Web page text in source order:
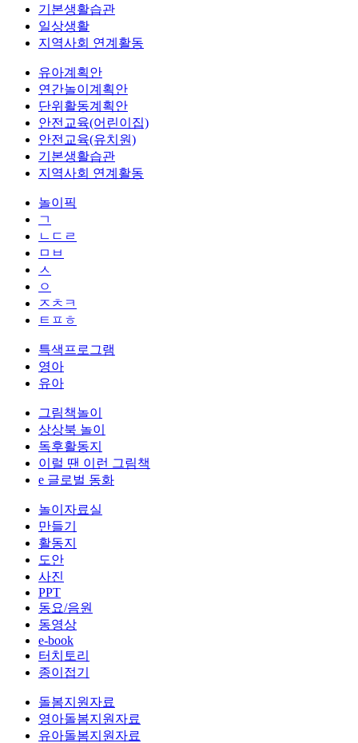
기본생활습관
일상생활
지역사회 연계활동
유아계획안
연간놀이계획안
단위활동계획안
안전교육(어린이집)
안전교육(유치원)
기본생활습관
지역사회 연계활동
놀이픽
ㄱ
ㄴㄷㄹ
ㅁㅂ
ㅅ
ㅇ
ㅈㅊㅋ
ㅌㅍㅎ
특색프로그램
영아
유아
그림책놀이
상상북 놀이
독후활동지
이럴 땐 이런 그림책
e 글로벌 동화
놀이자료실
만들기
활동지
도안
사진
PPT
동요/음원
동영상
e-book
터치토리
종이접기
돌봄지원자료
영아돌봄지원자료
유아돌봄지원자료